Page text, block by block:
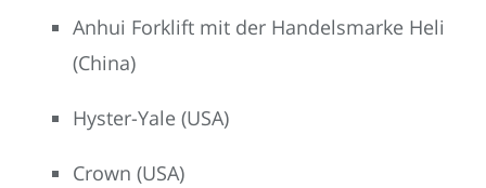
Anhui Forklift mit der Handelsmarke Heli
(China)
Hyster-Yale (USA)
Crown (USA)